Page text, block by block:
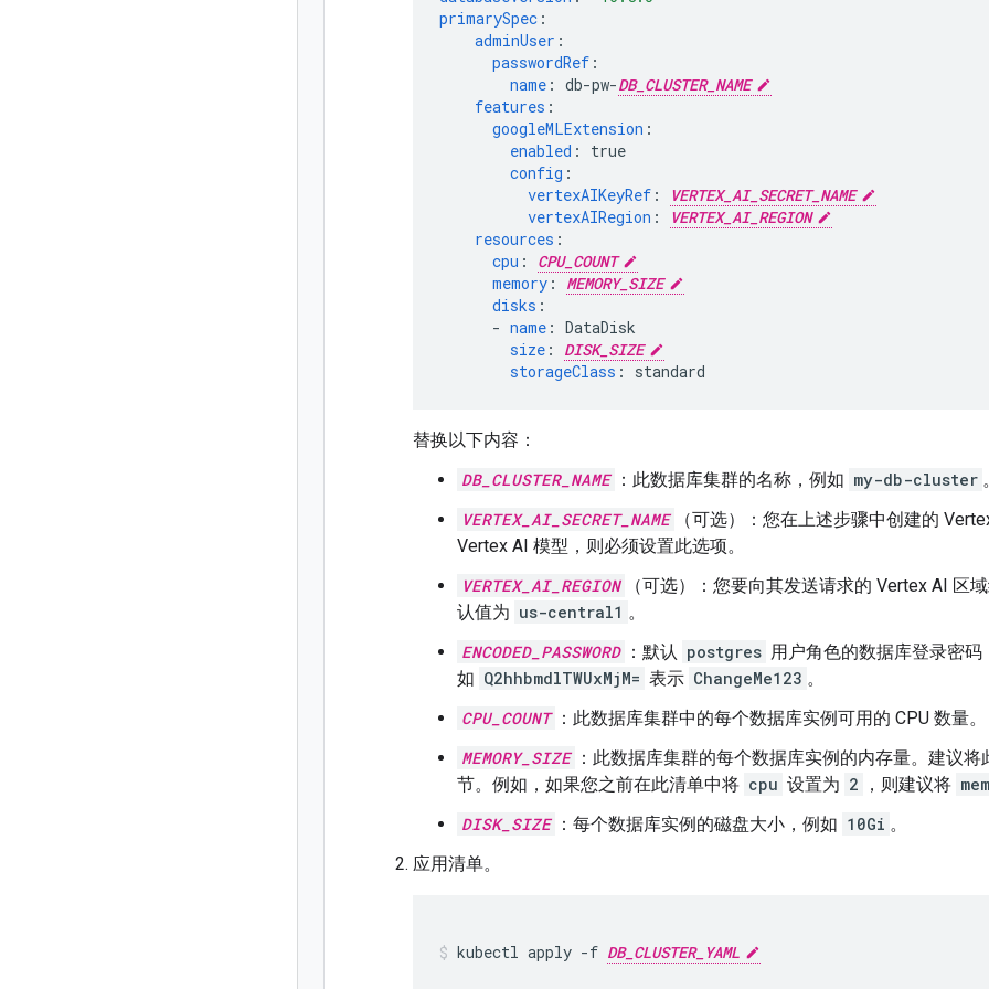
primarySpec :
adminUser :
passwordRef :
name : db-pw-DB_CLUSTER_NAME
features :
googleMLExtension :
enabled :
true
config :
vertexAIKeyRef :
VERTEX_AI_SECRET_NAME
vertexAIRegion :
VERTEX_AI_REGION
resources :
cpu :
CPU_COUNT
memory :
MEMORY_SIZE
disks :
- name : DataDisk
size :
DISK_SIZE
storageClass : standard
替换以下内容：
DB_CLUSTER_NAME ：此数据库集群的名称，例如 my-db-cluster
VERTEX_AI_SECRET_NAME
（可选）：您在上述步骤中创建的
Vertex AI 模型，则必须设置此选项。
VERTEX_AI_REGION
（可选）：您要向其发送请求的 Vertex AI 区
认值为 us-central1 。
ENCODED_PASSWORD ：默认 postgres 用户角色的数据库登录密
如 Q2hhbmdlTWUxMjM= 表示 ChangeMe123 。
CPU_COUNT ：此数据库集群中的每个数据库实例可用的 CPU 数量。
MEMORY_SIZE ：此数据库集群的每个数据库实例的内存量。建议
节。例如，如果您之前在此清单中将 cpu 设置为 2 ，则建议将
DISK_SIZE ：每个数据库实例的磁盘大小，例如 10Gi 。
应用清单。
kubectl apply -f DB_CLUSTER_YAML